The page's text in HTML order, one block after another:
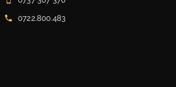
0722.800.483